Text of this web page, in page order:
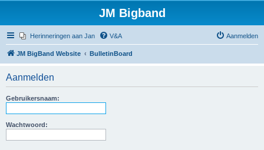
JM Bigband
Herinneringen aan Jan V&A Aanmelden
JM BigBand Website BulletinBoard
Aanmelden
Gebruikersnaam:
Wachtwoord: